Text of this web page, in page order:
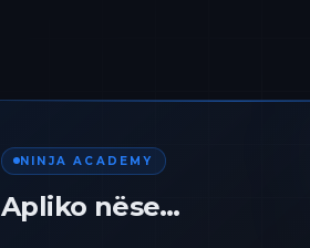
NINJA ACADEMY
Apliko nëse…